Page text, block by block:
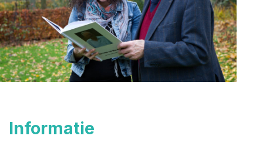
Informatie